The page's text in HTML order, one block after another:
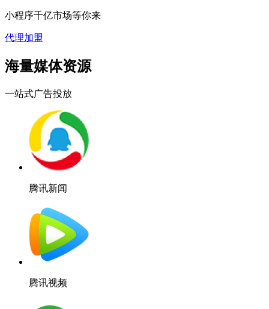
小程序千亿市场等你来
代理加盟
海量媒体资源
一站式广告投放
腾讯新闻
腾讯视频